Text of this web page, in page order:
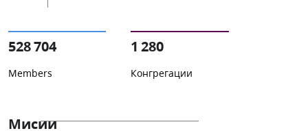
528 704
Members
1 280
Конгрегации
Мисии